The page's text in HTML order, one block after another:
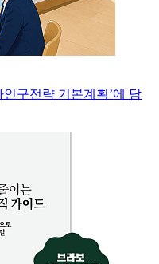
구전략 기본계획’에 담